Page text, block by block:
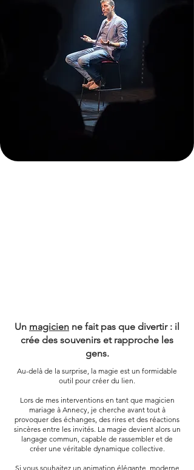
Un magicien ne fait pas que divertir : il
crée des souvenirs et rapproche les
gens.
Au-delà de la surprise, la magie est un formidable
outil pour créer du lien.
Lors de mes interventions en tant que magicien
mariage à Annecy, je cherche avant tout à
provoquer des échanges, des rires et des réactions
sincères entre les invités. La magie devient alors un
langage commun, capable de rassembler et de
créer une véritable dynamique collective.
Si vous souhaitez un animation élégante, moderne